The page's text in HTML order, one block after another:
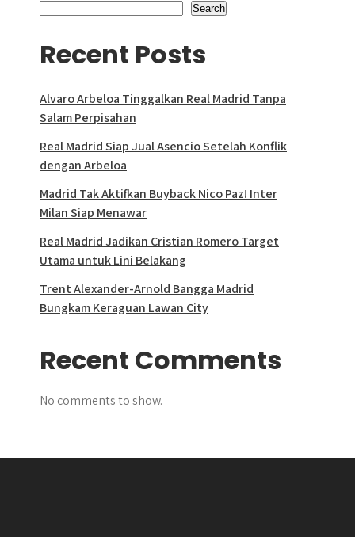
Search
Recent Posts
Alvaro Arbeloa Tinggalkan Real Madrid Tanpa
Salam Perpisahan
Real Madrid Siap Jual Asencio Setelah Konflik
dengan Arbeloa
Madrid Tak Aktifkan Buyback Nico Paz! Inter
Milan Siap Menawar
Real Madrid Jadikan Cristian Romero Target
Utama untuk Lini Belakang
Trent Alexander-Arnold Bangga Madrid
Bungkam Keraguan Lawan City
Recent Comments
No comments to show.